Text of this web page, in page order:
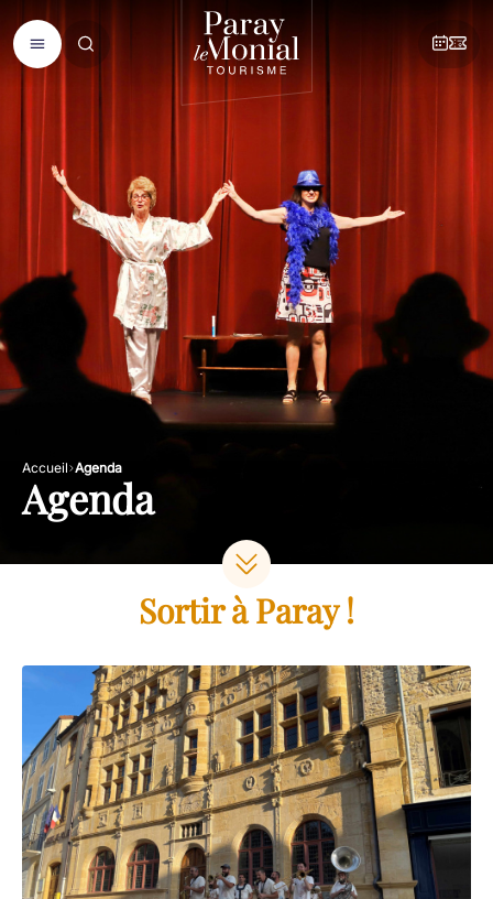
Accueil Agenda
Agenda
Sortir à Paray !